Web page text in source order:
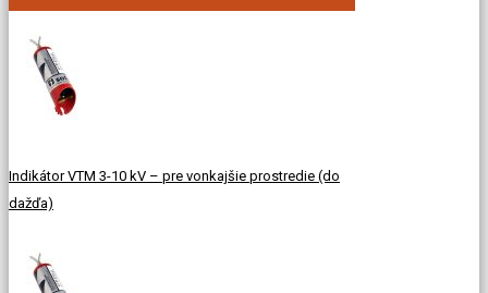
Indikátor VTM 3-10 kV – pre vonkajšie prostredie (do
dažďa)